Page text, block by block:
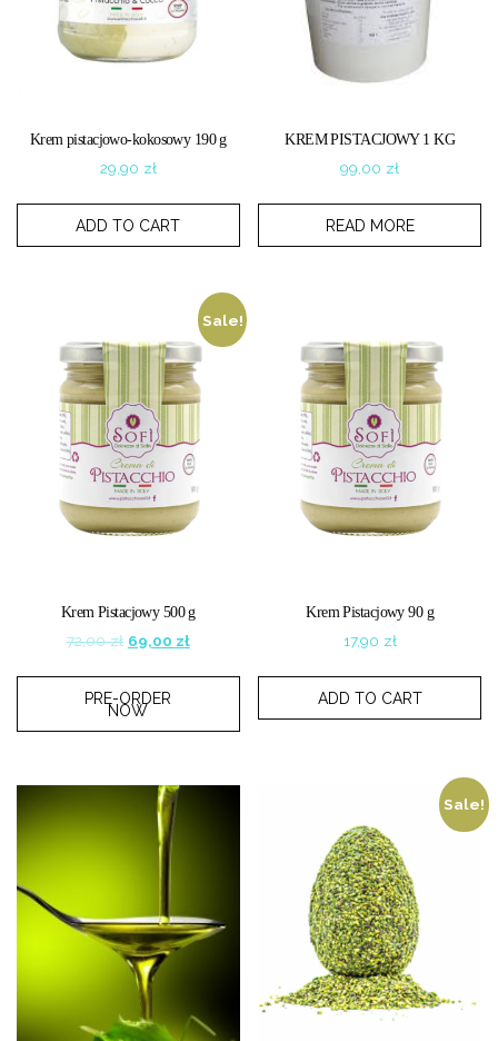
Krem pistacjowo-kokosowy 190 g
29,90 zł
ADD TO CART
KREM PISTACJOWY 1 KG
99,00 zł
READ MORE
Sale!
Krem Pistacjowy 500 g
72,00zł Original
72,00 zł.
69,00 złCurrent
PRE-ORDER
NOW
Krem Pistacjowy 90 g
17,90 zł
ADD TO CART
Sale!